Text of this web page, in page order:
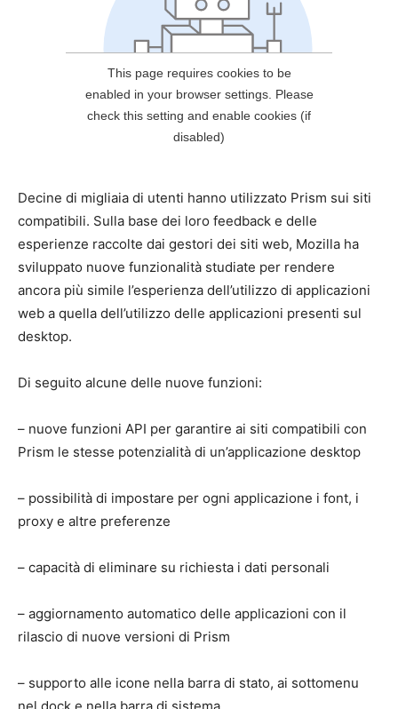
Decine di migliaia di utenti hanno utilizzato Prism sui siti
compatibili. Sulla base dei loro feedback e delle
esperienze raccolte dai gestori dei siti web, Mozilla ha
sviluppato nuove funzionalità studiate per rendere
ancora più simile l’esperienza dell’utilizzo di applicazioni
web a quella dell’utilizzo delle applicazioni presenti sul
desktop.
Di seguito alcune delle nuove funzioni:
– nuove funzioni API per garantire ai siti compatibili con
Prism le stesse potenzialità di un’applicazione desktop
– possibilità di impostare per ogni applicazione i font, i
proxy e altre preferenze
– capacità di eliminare su richiesta i dati personali
– aggiornamento automatico delle applicazioni con il
rilascio di nuove versioni di Prism
– supporto alle icone nella barra di stato, ai sottomenu